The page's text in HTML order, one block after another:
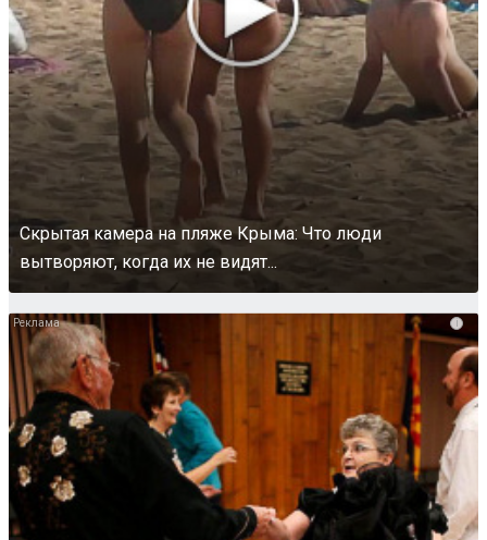
Скрытая камера на пляже Крыма: Что люди
вытворяют, когда их не видят...
i